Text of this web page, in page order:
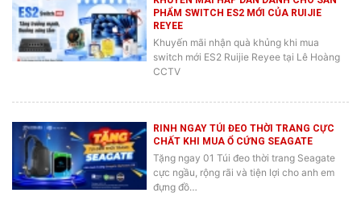
PHẨM SWITCH ES2 MỚI CỦA RUIJIE
REYEE
Khuyến mãi nhận quà khủng khi mua
switch mới ES2 Ruijie Reyee tại Lê Hoàng
CCTV
CHẤT KHI MUA Ổ CỨNG SEAGATE
Tặng ngay 01 Túi đeo thời trang Seagate
cực ngầu, rộng rãi và tiện lợi cho anh em
đựng đồ…